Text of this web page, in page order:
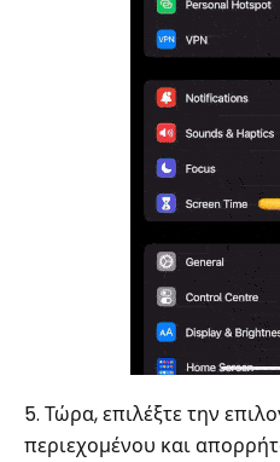
5. Τώρα, επιλέξτε την
περιεχομένου και